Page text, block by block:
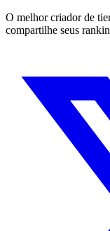
O melhor criador de
compartilhe seus